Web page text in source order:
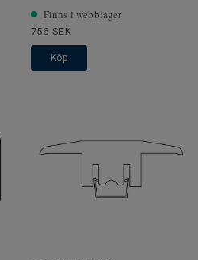
Finns i webblager
756 SEK
Köp